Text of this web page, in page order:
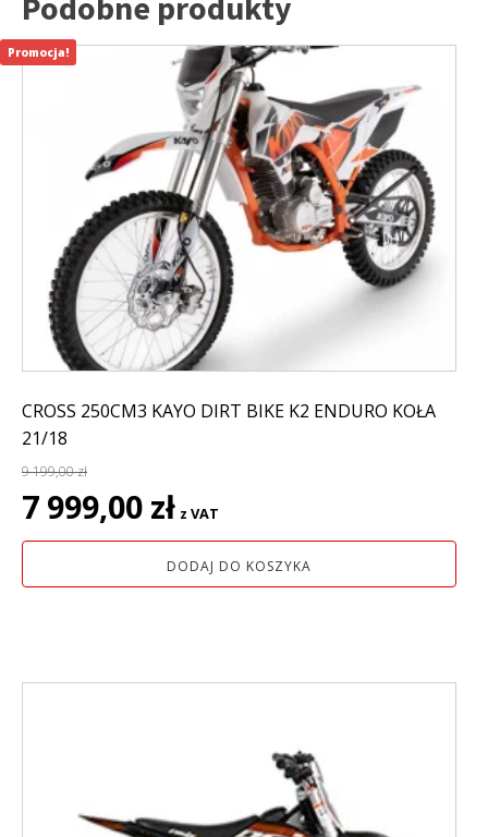
CROSS 250CM3 KAYO DIRT BIKE K2 ENDURO KOŁA
21/18
9 199,00zł
Pierwotna
cena
wynosiła:
7 999,00 zł cena
wynosi:
7
z VAT
DODAJ DO KOSZYKA
Promocja!